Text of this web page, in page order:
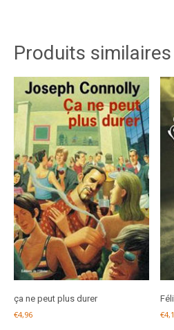
Produits similaires
ça ne peut plus durer
€4,96
€